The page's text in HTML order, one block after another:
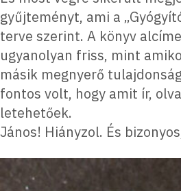
gyűjteményt, ami a
terve szerint. A könyv
ugyanolyan friss, mint
másik megnyerő
fontos volt, hogy amit ír,
letehetőek.
János! Hiányzol. És